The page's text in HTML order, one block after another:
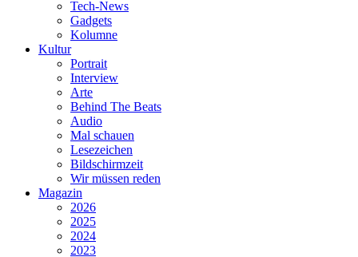
Tech-News
Gadgets
Kolumne
Kultur
Portrait
Interview
Arte
Behind The Beats
Audio
Mal schauen
Lesezeichen
Bildschirmzeit
Wir müssen reden
Magazin
2026
2025
2024
2023